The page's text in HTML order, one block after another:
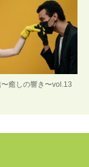
癒しの響き〜vol.13